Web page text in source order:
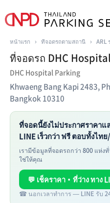
หน้าแรก › ที่จอดรถตามสถานี › ARL
ที่จอดรถ DHC
DHC Hospital Parking
Khwaeng Bang Kapi 2483,
Bangkok 10310
ที่จอดนี้ยังไม่ประกาศราคาแ
LINE เร็วกว่า ฟรี ตอบทั้งไท
เรามีข้อมูลที่จอดรถกว่า 800 แห่ง
ใช่ให้คุณ
💬 เช็คราคา・ที่ว่าง ทาง
☎ นอกเวลาทำการ — LINE รับ